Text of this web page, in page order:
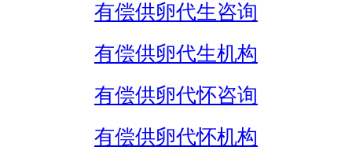
有偿供卵代生咨询
有偿供卵代生机构
有偿供卵代怀咨询
有偿供卵代怀机构